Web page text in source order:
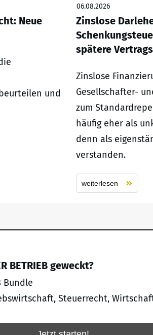
Neue
und
06.08.2026
Zinslose
spätere
Zinslose
Gesellschafter-
zum
häufig eher als
denn als
verstanden.
weiterlesen
BETRIEB geweckt?
Bundle
Steuerrecht,